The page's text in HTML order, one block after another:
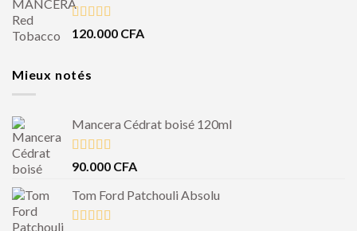
Note4.50
120.000 CFA
Mieux notés
Mancera Cédrat boisé 120ml
Note5.00
90.000 CFA
Tom Ford Patchouli Absolu